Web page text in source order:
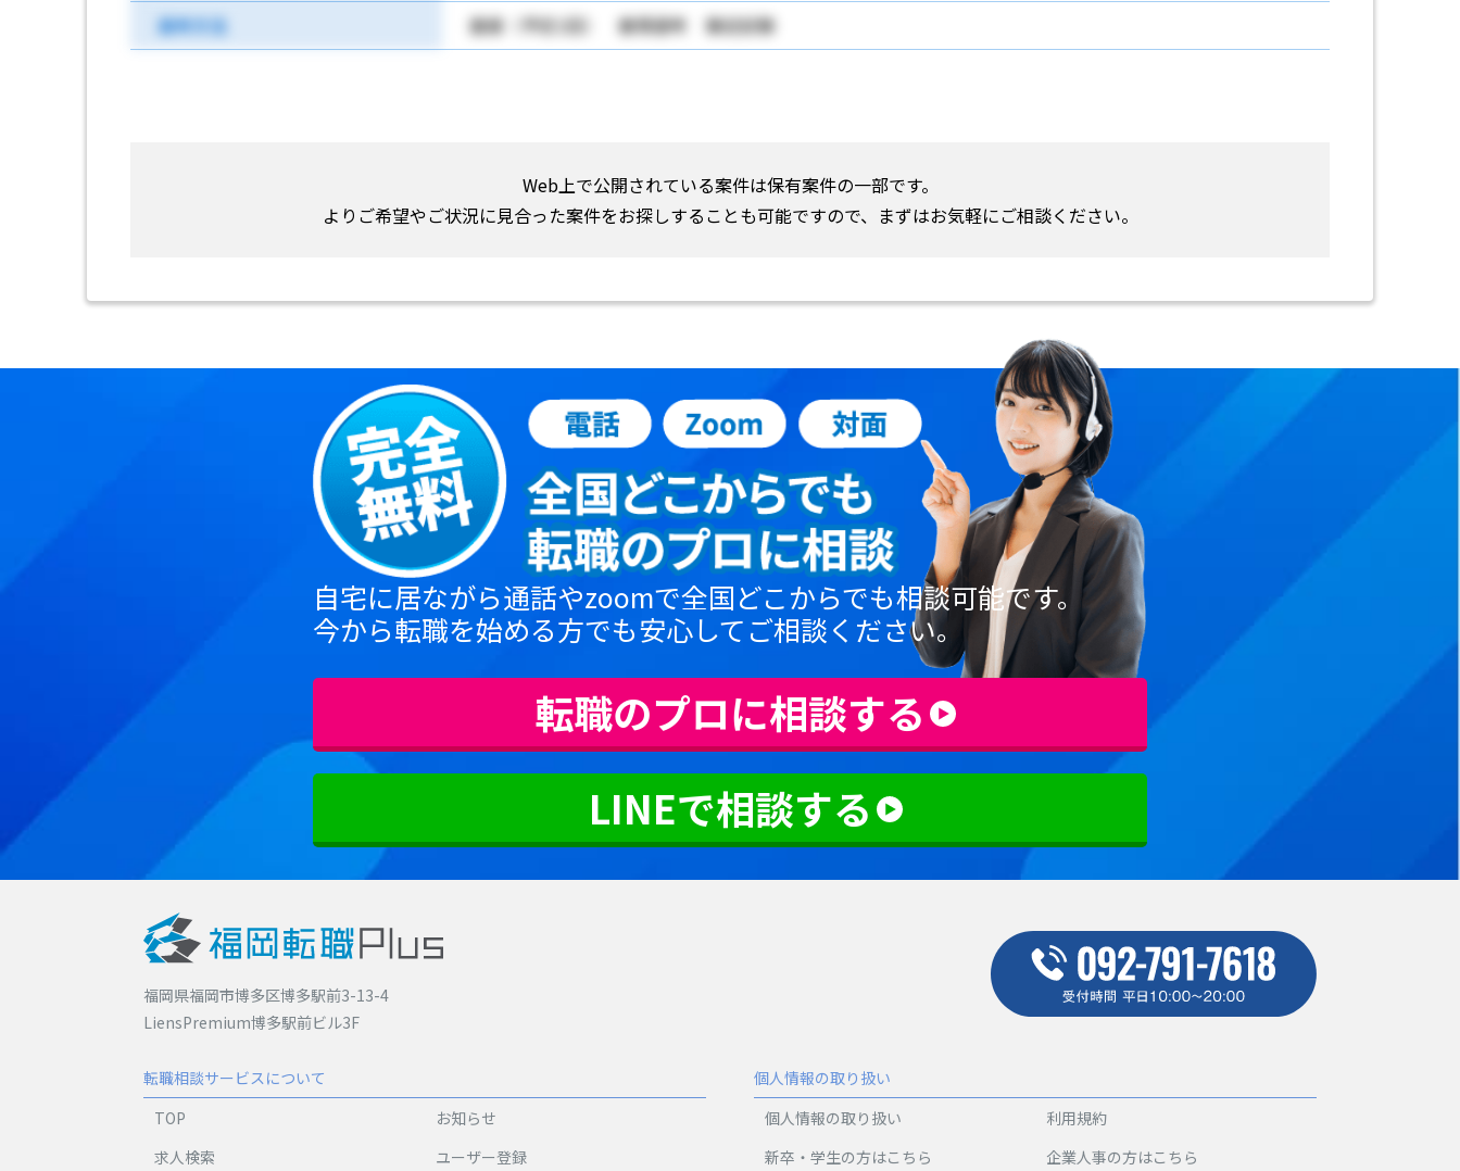
選考方法
面接（予定1回） 書類選考 筆記試験
Web上で公開されている案件は保有案件の一部です。
よりご希望やご状況に見合った案件をお探しすることも可能ですので、まずはお気軽にご相談ください。
自宅に居ながら通話やzoomで全国どこからでも相談可能です。
今から転職を始める方でも安心してご相談ください。
転職のプロに相談する
LINEで相談する
福岡県福岡市博多区博多駅前3-13-4
LiensPremium博多駅前ビル3F
転職相談サービスについて
TOP
お知らせ
求人検索
ユーザー登録
個人情報の取り扱い
個人情報の取り扱い
利用規約
新卒・学生の方はこちら
企業人事の方はこちら